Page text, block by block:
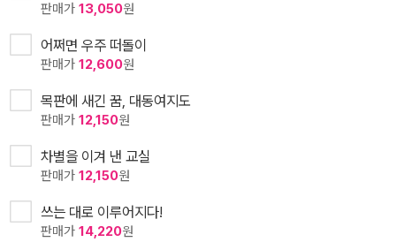
판매가 13,050원
어쩌면 우주 떠돌이
판매가 12,600원
목판에 새긴 꿈, 대동여지도
판매가 12,150원
차별을 이겨 낸 교실
판매가 12,150원
쓰는 대로 이루어지다!
판매가 14,220원